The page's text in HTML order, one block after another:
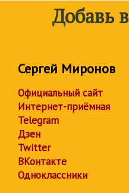
Добавь
Сергей Миронов
Официальный сайт
Интернет-приёмная
Telegram
Дзен
Twitter
ВКонтакте
Одноклассники